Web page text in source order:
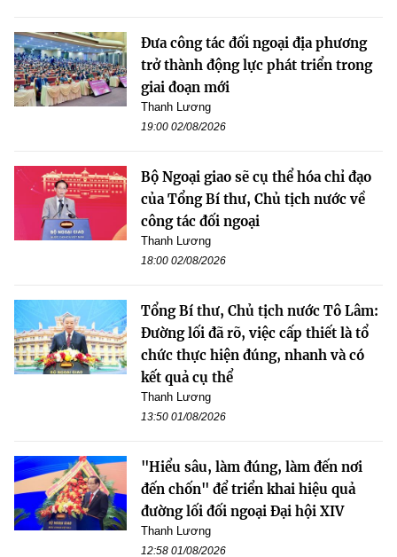
Đưa công tác đối ngoại địa phương
trở thành động lực phát triển trong
giai đoạn mới
Thanh Lương
19:00 02/08/2026
Bộ Ngoại giao sẽ cụ thể hóa chỉ đạo
của Tổng Bí thư, Chủ tịch nước về
công tác đối ngoại
Thanh Lương
18:00 02/08/2026
Tổng Bí thư, Chủ tịch nước Tô Lâm:
Đường lối đã rõ, việc cấp thiết là tổ
chức thực hiện đúng, nhanh và có
kết quả cụ thể
Thanh Lương
13:50 01/08/2026
"Hiểu sâu, làm đúng, làm đến nơi
đến chốn" để triển khai hiệu quả
đường lối đối ngoại Đại hội XIV
Thanh Lương
12:58 01/08/2026